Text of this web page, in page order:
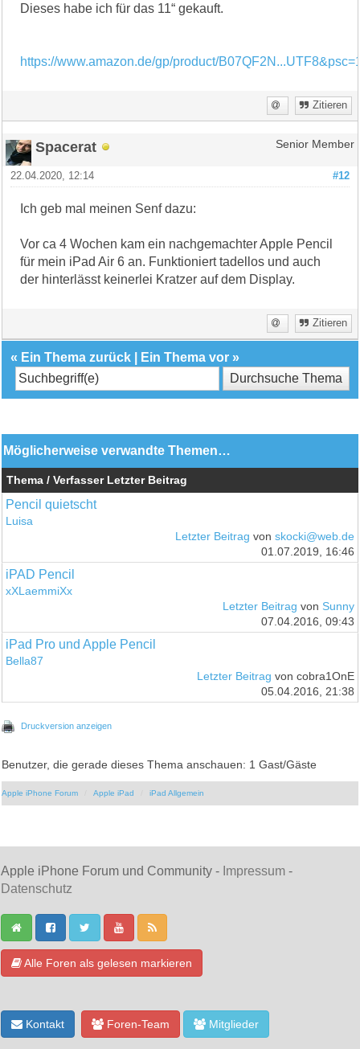
Dieses habe ich für das 11“ gekauft.
https://www.amazon.de/gp/product/
Zitieren
Spacerat Senior Member
#12
22.04.2020, 12:14
Ich geb mal meinen Senf dazu:
Vor ca 4 Wochen kam ein nachgemachter Apple Pencil
für mein iPad Air 6 an. Funktioniert tadellos und auch
der hinterlässt keinerlei Kratzer auf dem Display.
Zitieren
« Ein Thema zurück Ein Thema vor »
Möglicherweise verwandte Themen…
Thema / Verfasser Letzter Beitrag
Pencil quietscht
Luisa
Letzter Beitrag von skocki@web.de
01.07.2019, 16:46
iPAD Pencil
xXLaemmiXx
Letzter Beitrag von Sunny
07.04.2016, 09:43
iPad Pro und Apple Pencil
Bella87
Letzter Beitrag von cobra1OnE
05.04.2016, 21:38
Druckversion anzeigen
Benutzer, die gerade dieses Thema anschauen: 1 Gast/Gäste
Apple iPhone Forum Apple iPad iPad Allgemein
Apple iPhone Forum und Community - Impressum -
Datenschutz
Alle Foren als gelesen markieren
Kontakt Foren-Team Mitglieder